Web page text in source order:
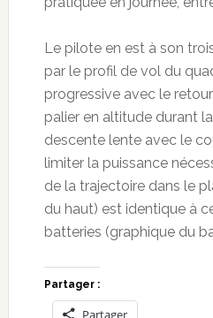
Le pilote en est à son
par le profil de vol du
progressive avec le
palier en altitude durant
descente lente avec le
limiter la puissance
de la trajectoire dans le
du haut) est identique à
batteries (graphique du
Partager :
Partager